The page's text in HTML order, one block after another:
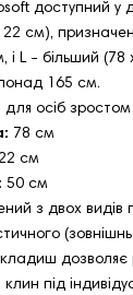
доступний у
22 см),
і L - більший
165 см.
для осіб
78 см
см
50 см
з двох видів
дозволяє
клин під